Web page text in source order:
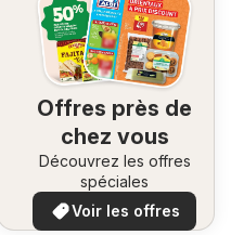
Offres près de
chez vous
Découvrez les offres
spéciales
Voir les offres